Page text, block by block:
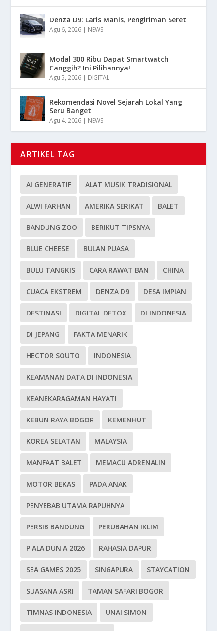
Denza D9: Laris Manis, Pengiriman Seret
Agu 6, 2026 | NEWS
Modal 300 Ribu Dapat Smartwatch
Canggih? Ini Pilihannya!
Agu 5, 2026 | DIGITAL
Rekomendasi Novel Sejarah Lokal Yang
Seru Banget
Agu 4, 2026 | NEWS
ARTIKEL TAG
AI GENERATIF ALAT MUSIK TRADISIONAL
ALWI FARHAN AMERIKA SERIKAT BALET
BANDUNG ZOO BERIKUT TIPSNYA
BLUE CHEESE BULAN PUASA
BULU TANGKIS CARA RAWAT BAN CHINA
CUACA EKSTREM DENZA D9 DESA IMPIAN
DESTINASI DIGITAL DETOX DI INDONESIA
DI JEPANG FAKTA MENARIK
HECTOR SOUTO INDONESIA
KEAMANAN DATA DI INDONESIA
KEANEKARAGAMAN HAYATI
KEBUN RAYA BOGOR KEMENHUT
KOREA SELATAN MALAYSIA
MANFAAT BALET MEMACU ADRENALIN
MOTOR BEKAS PADA ANAK
PENYEBAB UTAMA RAPUHNYA
PERSIB BANDUNG PERUBAHAN IKLIM
PIALA DUNIA 2026 RAHASIA DAPUR
SEA GAMES 2025 SINGAPURA STAYCATION
SUASANA ASRI TAMAN SAFARI BOGOR
TIMNAS INDONESIA UNAI SIMON